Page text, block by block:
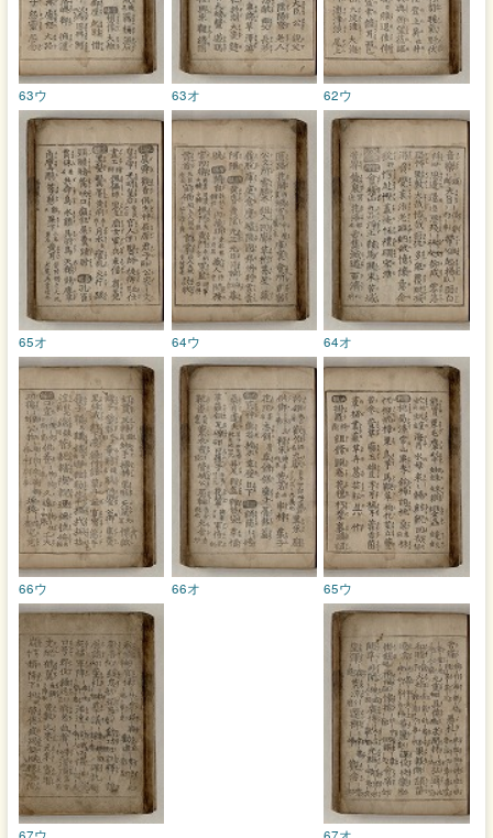
62ウ
63オ
63ウ
64オ
64ウ
65オ
65ウ
66オ
66ウ